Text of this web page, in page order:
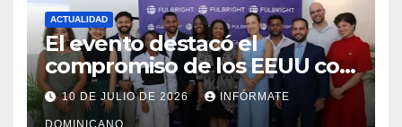
ACTUALIDAD
El evento destacó el
compromiso de los EEUU con
el liderazgo, la innovación y la
excelencia académica por
10 DE JULIO DE 2026 INFÓRMATE
DOMINICANO